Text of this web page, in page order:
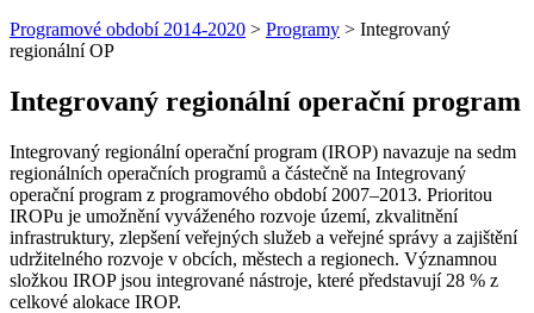
Programové období 2014-2020 > Programy > Integrovaný
regionální OP
Integrovaný regionální operační program
Integrovaný regionální operační program (IROP) navazuje na sedm
regionálních operačních programů a částečně na Integrovaný
operační program z programového období 2007–2013. Prioritou
IROPu je umožnění vyváženého rozvoje území, zkvalitnění
infrastruktury, zlepšení veřejných služeb a veřejné správy a zajištění
udržitelného rozvoje v obcích, městech a regionech. Významnou
složkou IROP jsou integrované nástroje, které představují 28 % z
celkové alokace IROP.